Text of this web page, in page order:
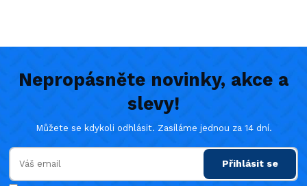
Nepropásněte novinky, akce a
slevy!
Můžete se kdykoli odhlásit. Zasíláme jednou za 14 dní.
Přihlásit se